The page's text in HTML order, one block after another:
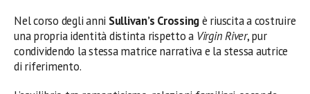
Nel corso degli anni Sullivan’s Crossingè riuscita a costruire
una propria identità distinta rispetto a Virgin River, pur
condividendo la stessa matrice narrativa e la stessa autrice
di riferimento.